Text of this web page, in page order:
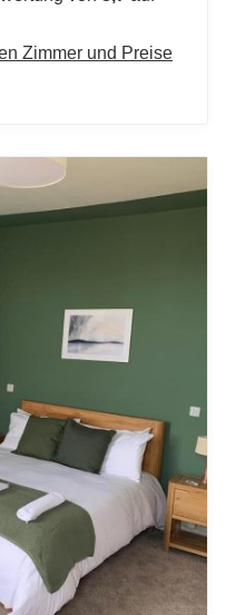
Zimmer und Preise